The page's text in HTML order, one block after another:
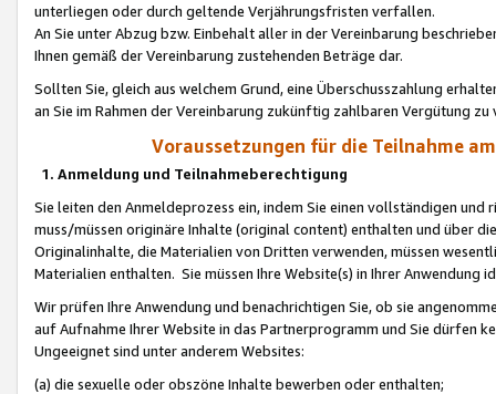
unterliegen oder durch geltende Verjährungsfristen verfallen.
An Sie unter Abzug bzw. Einbehalt aller in der Vereinbarung
Ihnen gemäß der Vereinbarung zustehenden Beträge dar.
Sollten Sie, gleich aus welchem Grund, eine Überschusszahlung
an Sie im Rahmen der Vereinbarung zukünftig zahlbaren Vergütung zu
Voraussetzungen für die Teilnahme
1. Anmeldung und Teilnahmeberechtigung
Sie leiten den Anmeldeprozess ein, indem Sie einen vollständigen
muss/müssen originäre Inhalte (original content) enthalten und über
Originalinhalte, die Materialien von Dritten verwenden, müssen
Materialien enthalten. Sie müssen Ihre Website(s) in Ihrer Anwendung
Wir prüfen Ihre Anwendung und benachrichtigen Sie, ob sie
auf Aufnahme Ihrer Website in das Partnerprogramm und Sie dürfen
Ungeeignet sind unter anderem Websites:
(a) die sexuelle oder obszöne Inhalte bewerben oder enthalten;